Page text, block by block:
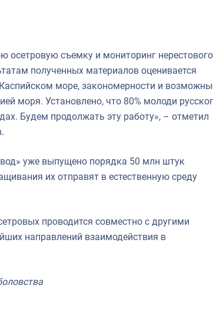
осетровую съемку и мониторинг нерестового
полученных материалов оценивается
море, закономерности и
моря. Установлено, что 80% молоди
Будем продолжать эту работу», – отметил
уже выпущено порядка 50 млн штук
их отправят в естественную среду
проводится совместно с другими
направлений взаимодействия в